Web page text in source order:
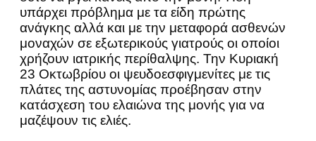
υπάρχει πρόβλημα με τα είδη πρώτης
ανάγκης αλλά και με την μεταφορά ασθενών
μοναχών σε εξωτερικούς γιατρούς οι οποίοι
χρήζουν ιατρικής περίθαλψης. Την Κυριακή
23 Οκτωβρίου οι ψευδοεσφιγμενίτες με τις
πλάτες της αστυνομίας προέβησαν στην
κατάσχεση του ελαιώνα της μονής για να
μαζέψουν τις ελιές.